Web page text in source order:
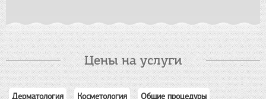
Цены на услуги
Дерматология Косметология Общие процедуры